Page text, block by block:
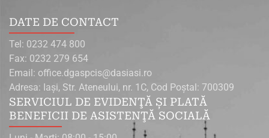
DATE DE CONTACT
Tel: 0232 474 800
Fax: 0232 279 654
Email: office.dgaspcis@dasiasi.ro
Adresa: Iaşi, Str. Ateneului, nr. 1C, Cod Poştal: 700309
SERVICIUL DE EVIDENŢĂ ŞI PLATĂ
BENEFICII DE ASISTENŢĂ SOCIALĂ